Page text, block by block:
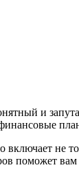
и
включает не
поможет